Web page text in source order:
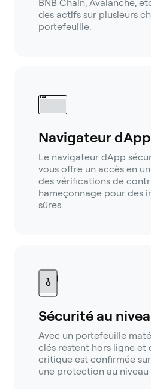
BNB Chain, Avalanche,
des actifs sur plusieurs
portefeuille.
Navigateur
Le navigateur dApp
vous offre un accès en
des vérifications de
hameçonnage pour des
sûres.
Sécurité au
Avec un portefeuille
clés restent hors ligne et
critique est confirmée
une protection au niveau